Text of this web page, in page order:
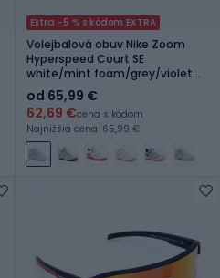
Extra -5 % s kódom EXTRA
Volejbalová obuv Nike Zoom
Hyperspeed Court SE
white/mint foam/grey/violet
mist/pink
od 65,99 €
62,69 €cena s kódom
Najnižšia cena: 65,99 €